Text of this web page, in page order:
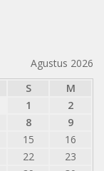
Agustus 2026
S
M
1
2
8
9
15
16
22
23